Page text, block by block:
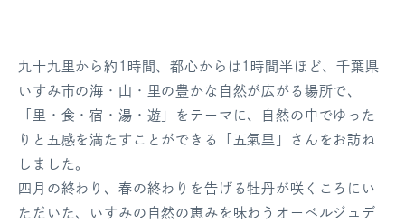
お気に入り
九十九里から約1時間、都心からは1時間半ほど、千葉県
いすみ市の海・山・里の豊かな自然が広がる場所で、
「里・食・宿・湯・遊」をテーマに、自然の中でゆった
りと五感を満たすことができる「五氣里」さんをお訪ね
しました。
四月の終わり、春の終わりを告げる牡丹が咲くころにい
ただいた、いすみの自然の恵みを味わうオーベルジュデ